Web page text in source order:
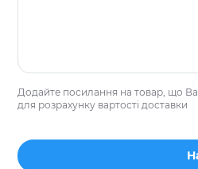
Додайте посилання на товар, що
для розрахунку вартості доставки